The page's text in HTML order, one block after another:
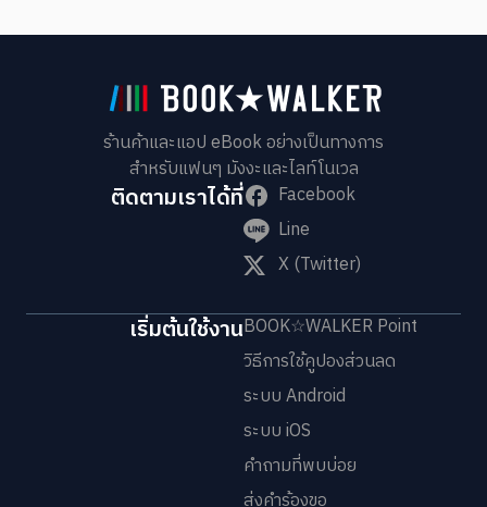
ร้านค้าและแอป eBook อย่างเป็นทางการ
สำหรับแฟนๆ มังงะและไลท์โนเวล
ติดตามเราได้ที่
Facebook
Line
X (Twitter)
เริ่มต้นใช้งานBOOK☆WALKER Point
วิธีการใช้คูปองส่วนลด
ระบบ Android
ระบบ iOS
คำถามที่พบบ่อย
ส่งคำร้องขอ